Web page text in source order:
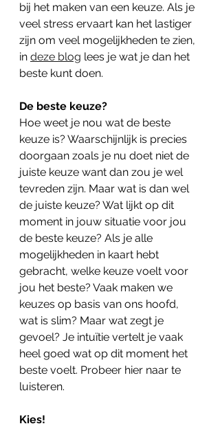
bij het maken van een keuze. Als je
veel stress ervaart kan het lastiger
zijn om veel mogelijkheden te zien,
in deze blog lees je wat je dan het
beste kunt doen.
De beste keuze?
Hoe weet je nou wat de beste
keuze is? Waarschijnlijk is precies
doorgaan zoals je nu doet niet de
juiste keuze want dan zou je wel
tevreden zijn. Maar wat is dan wel
de juiste keuze? Wat lijkt op dit
moment in jouw situatie voor jou
de beste keuze? Als je alle
mogelijkheden in kaart hebt
gebracht, welke keuze voelt voor
jou het beste? Vaak maken we
keuzes op basis van ons hoofd,
wat is slim? Maar wat zegt je
gevoel? Je intuïtie vertelt je vaak
heel goed wat op dit moment het
beste voelt. Probeer hier naar te
luisteren.
Kies!